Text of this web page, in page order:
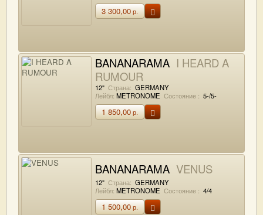
3 300,00р.
BANANARAMA I HEARD A
RUMOUR
12" Страна: GERMANY
Лейбл: METRONOME Состояние : 5-/5-
1 850,00р.
BANANARAMA VENUS
12" Страна: GERMANY
Лейбл: METRONOME Состояние : 4/4
1 500,00р.